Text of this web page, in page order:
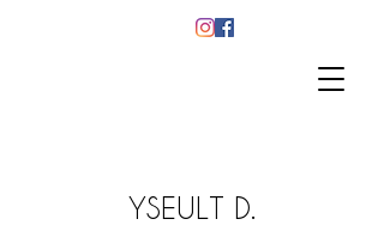
YSEULT D.